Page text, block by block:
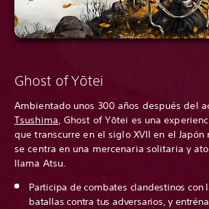
Ghost of Yōtei
Ambientado unos 300 años después del
Tsushima, Ghost of Yōtei es una
que transcurre en el siglo XVII en el Japón
se centra en una mercenaria solitaria y
llama Atsu.
Participa de combates clandestinos con
batallas contra tus adversarios, y